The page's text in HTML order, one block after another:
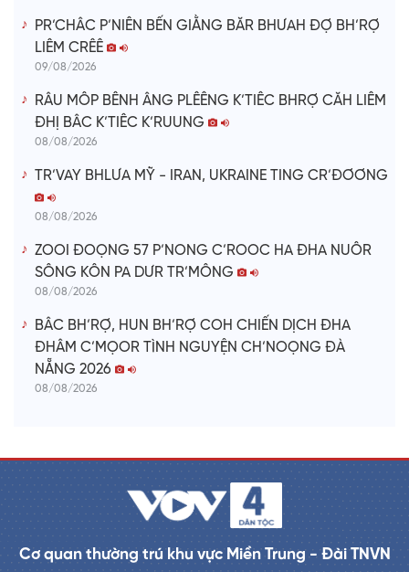
PR’CHÂC P’NIÊN BẾN GIẰNG BĂR BHƯAH ĐỢ BH’RỢ
LIÊM CRÊÊ
09/08/2026
RÂU MÔP BÊNH ÂNG PLÊÊNG K’TIÊC BHRỢ CĂH LIÊM
ĐHỊ BÂC K’TIÊC K’RUUNG
08/08/2026
TR’VAY BHLƯA MỸ - IRAN, UKRAINE TING CR’ĐƠƠNG
08/08/2026
ZOOI ĐOỌNG 57 P’NONG C’ROOC HA ĐHA NUÔR
SÔNG KÔN PA DƯR TR’MÔNG
08/08/2026
BÂC BH’RỢ, HUN BH’RỢ COH CHIẾN DỊCH ĐHA
ĐHÂM C’MỌOR TÌNH NGUYỆN CH’NOỌNG ĐÀ
NẴNG 2026
08/08/2026
Cơ quan thường trú khu vực Miền Trung - Đài TNVN